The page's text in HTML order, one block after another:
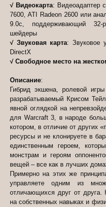
√ Видеокарта: Видеоадаптер
7600, ATI Radeon 2600 или
9.0с, поддерживающий 32-
шейдеры
√ Звуковая карта: Звуковое
DirectX
√ Свободное место на
Описание:
Гибрид экшена, ролевой
разрабатываемый Крисом
явной оглядкой на
для Warcraft 3, в народе
котором, в отличие от других
ресурсы и не клонируете в
единственным героем,
монстрам и героям
вещей – все как в лучших
Примерно на этих же
управляете одним из
отличающихся друг от друга.
на собственных навыках и